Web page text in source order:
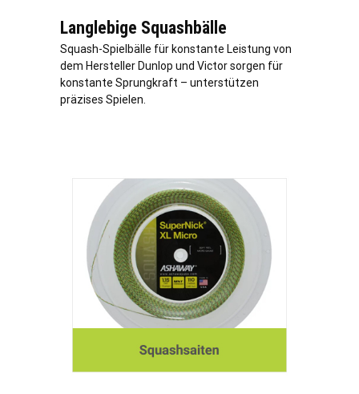
Langlebige Squashbälle
Squash-Spielbälle für konstante Leistung von
dem Hersteller Dunlop und Victor sorgen für
konstante Sprungkraft – unterstützen
präzises Spielen.